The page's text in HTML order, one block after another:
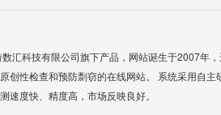
汇科技有限公司旗下产品，网站诞生于2007年
创性检查和预防剽窃的在线网站。 系统采用自主
速度快、精度高，市场反映良好。